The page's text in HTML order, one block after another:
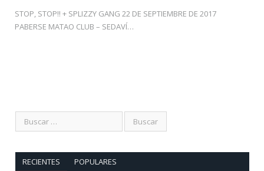
STOP, STOP!! + SPLIZZY GANG 22 DE SEPTIEMBRE DE 2017
PABERSE MATAO CLUB – SEDAVÍ…
RECIENTES POPULARES